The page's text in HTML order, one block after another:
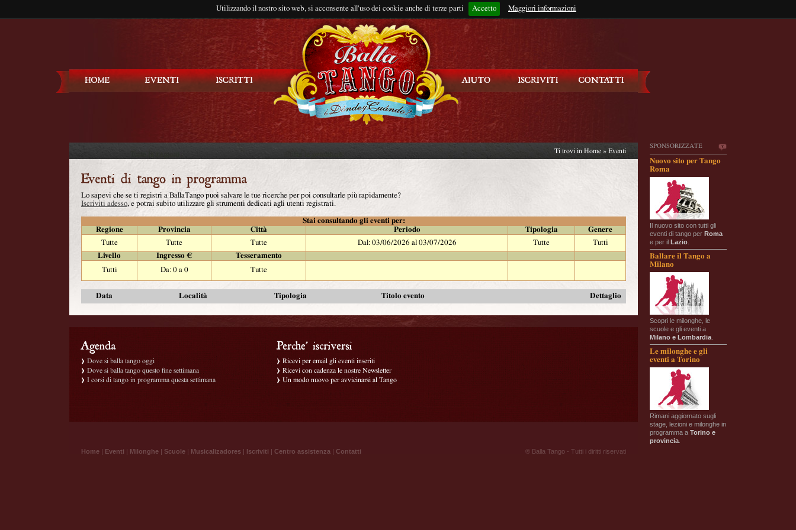
Utilizzando il nostro sito web, si acconsente all'uso dei cookie anche di terze parti Accetto Maggiori informazioni
Rimani connesso?
SPONSORIZZATE
Nuovo sito per Tango
Roma
Il nuovo sito con tutti gli
eventi di tango per Roma
e per il Lazio
Ballare il Tango a
Milano
Scopri le milonghe, le
scuole e gli eventi a
Milano e Lombardia
Le milonghe e gli
eventi a Torino
Rimani aggiornato sugli
stage, lezioni e milonghe in
programma a Torino e
provincia
Ti trovi in Home » Eventi
Lo sapevi che se ti registri a BallaTango puoi salvare le tue ricerche per poi consultarle più rapidamente?
Iscriviti adesso, e potrai subito utilizzare gli strumenti dedicati agli utenti registrati.
Stai consultando gli eventi per:
Regione
Provincia Città Periodo Tipologia
Genere
Tutte
Tutte Tutte Dal: 03/06/2026 al 03/07/2026 Tutte
Tutti
Livello
Ingresso €
Tesseramento
Tutti
Da: 0 a 0 Tutte
Data Località Tipologia Titolo evento Dettaglio
Dove si balla tango oggi
Dove si balla tango questo fine settimana
I corsi di tango in programma questa settimana
Ricevi per email gli eventi inseriti
Ricevi con cadenza le nostre Newsletter
Un modo nuovo per avvicinarsi al Tango
Home | Eventi | Milonghe | Scuole | Musicalizadores | Iscriviti | Centro assistenza | Contatti ® Balla Tango - Tutti i diritti riservati